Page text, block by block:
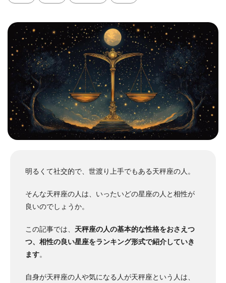
明るくて社交的で、世渡り上手でもある天秤座の人。
そんな天秤座の人は、いったいどの星座の人と相性が
良いのでしょうか。
この記事では、 天秤座の人の基本的な性格をおさえつ
つ、相性の良い星座をランキング形式で紹介していき
ます。
自身が天秤座の人や気になる人が天秤座という人は、